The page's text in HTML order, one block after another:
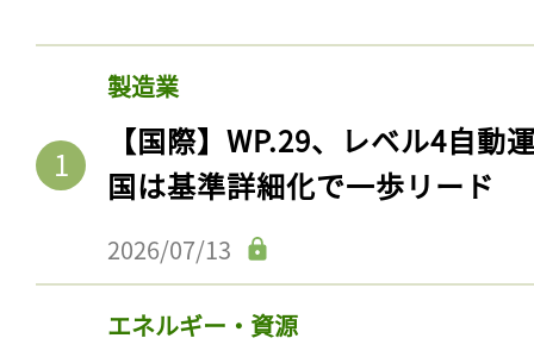
製造業
【国際】WP.29、レベル4自動
国は基準詳細化で一歩リード
2026/07/13
エネルギー・資源